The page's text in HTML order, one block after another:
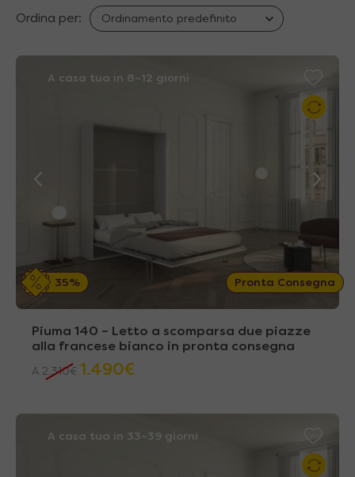
Ordina per:
A casa tua in 8~12 giorni
Pronta Consegna
35%
Piuma 140 – Letto a scomparsa due piazze
alla francese bianco in pronta consegna
A 2.310€ 1.490€
A casa tua in 33~39 giorni